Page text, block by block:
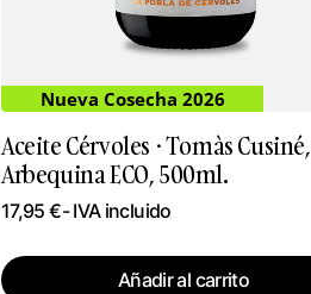
Nueva Cosecha 2026
Aceite Cérvoles · Tomàs Cusiné,
Arbequina ECO, 500ml.
17,95€- IVA incluido
Añadir al carrito